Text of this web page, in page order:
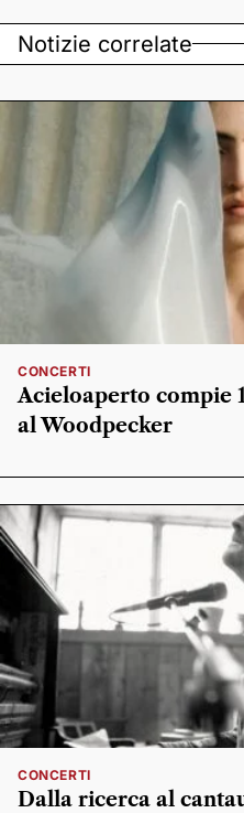
Notizie correlate
CONCERTI
Acieloaperto compie
al Woodpecker
CONCERTI
Dalla ricerca al